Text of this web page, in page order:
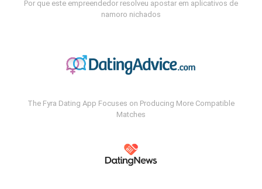
Por que este empreendedor resolveu apostar em aplicativos de
namoro nichados
The Fyra Dating App Focuses on Producing More Compatible
Matches